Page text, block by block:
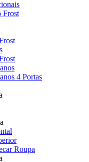
Frost
4 Portas
Roupa